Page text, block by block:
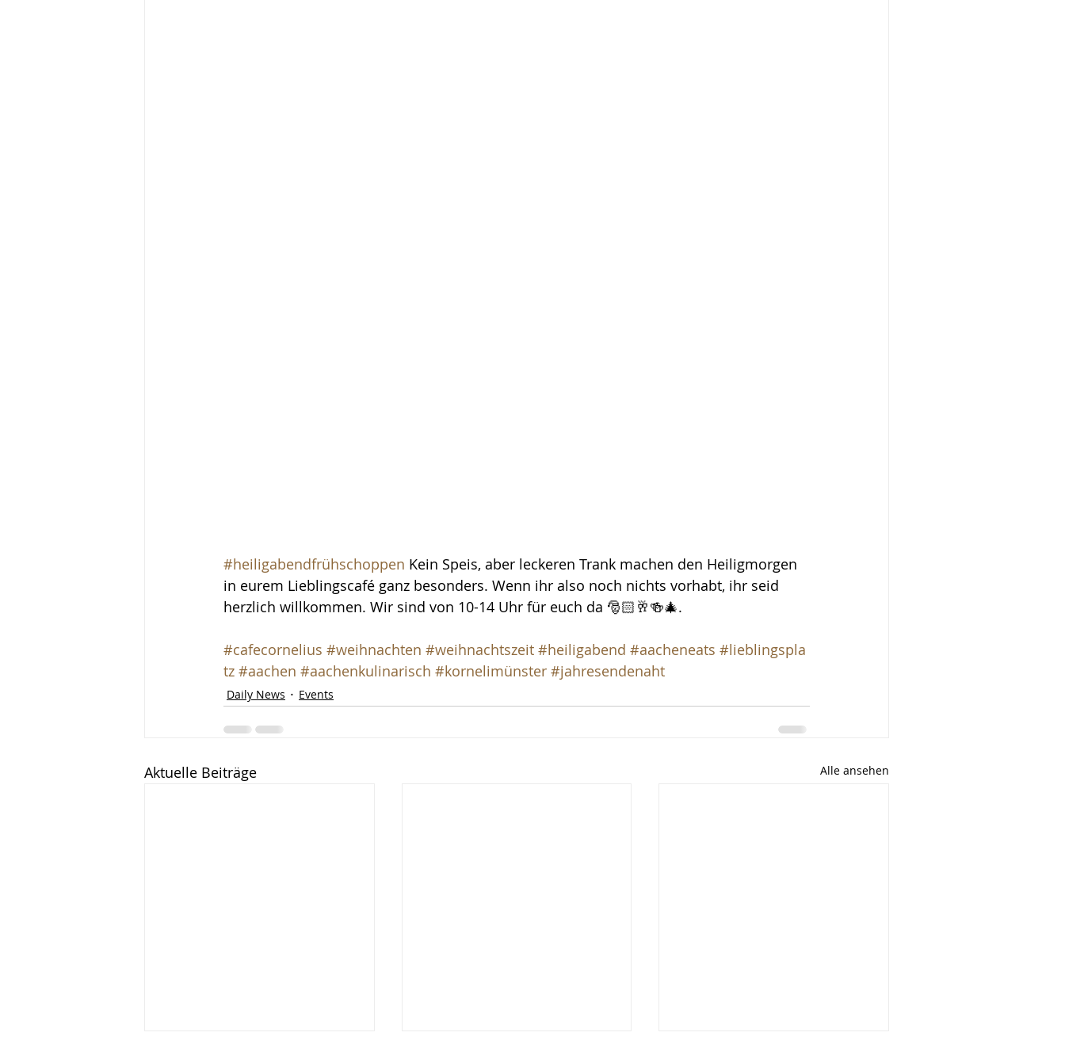
#heiligabendfrühschoppen Kein Speis, aber leckeren Trank machen den Heiligmorgen
in eurem Lieblingscafé ganz besonders. Wenn ihr also noch nichts vorhabt, ihr seid
herzlich willkommen. Wir sind von 10-14 Uhr für euch da 🎅🏻🥂🍻🎄.
#cafecornelius #weihnachten #weihnachtszeit #heiligabend #aacheneats #lieblingspla
tz #aachen #aachenkulinarisch #kornelimünster #jahresendenaht
Daily News Events
Aktuelle Beiträge Alle ansehen